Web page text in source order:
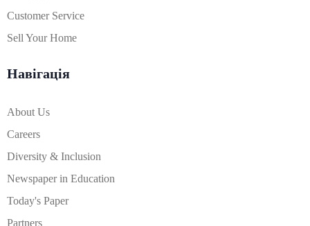
Customer Service
Sell Your Home
Навігація
About Us
Careers
Diversity & Inclusion
Newspaper in Education
Today's Paper
Partners